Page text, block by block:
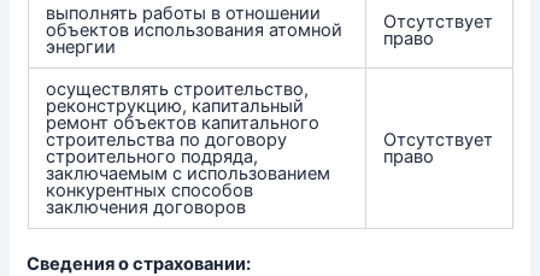
выполнять работы в отношении
объектов использования атомной
энергии
Отсутствует
право
осуществлять строительство,
реконструкцию, капитальный
ремонт объектов капитального
строительства по договору
строительного подряда,
заключаемым с использованием
конкурентных способов
заключения договоров
Отсутствует
право
Сведения о страховании: